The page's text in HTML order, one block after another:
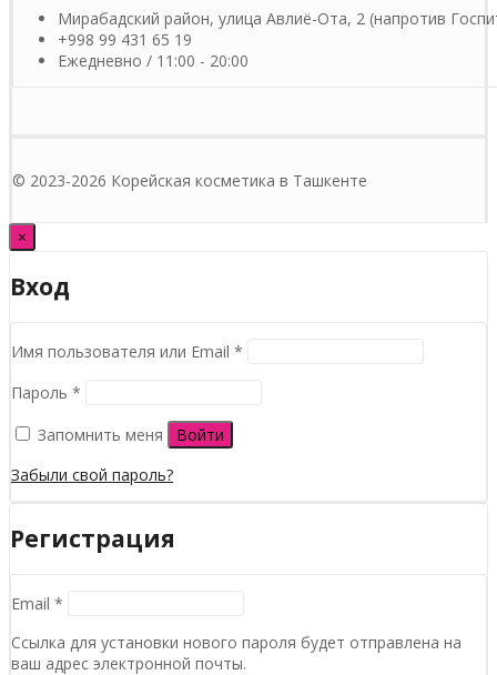
Мирабадский район, улица Авлиё-Ота, 2 (напротив
+998 99 431 65 19
Ежедневно / 11:00 - 20:00
© 2023-2026 Корейская косметика в Ташкенте
×
Вход
Имя пользователя или Email *
Пароль *
Запомнить меня
Войти
Забыли свой пароль?
Регистрация
Email *
Ссылка для установки нового пароля будет отправлена ​​на
ваш адрес электронной почты.